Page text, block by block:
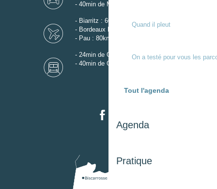
Quand il pleut
On a testé pour vous les
Tout l'agenda
Agenda
Pratique
- 40min de Mont-de-Marsan
- Biarritz : 60km
- Bordeaux Mérignac : 110km
- Pau : 80km
- 24min de Gare de Dax
- 40min de Gare de Mont-de-Marsan